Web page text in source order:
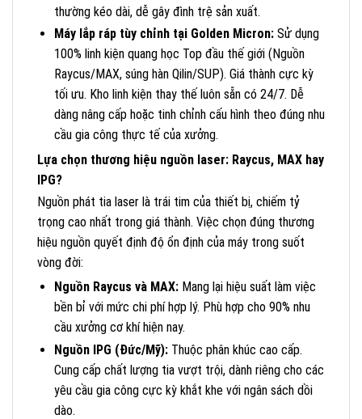
thường kéo dài, dễ gây đình trệ sản xuất.
Máy lắp ráp tùy chỉnh tại Golden Micron:Sử dụng
100% linh kiện quang học Top đầu thế giới (Nguồn
Raycus/MAX, súng hàn Qilin/SUP). Giá thành cực kỳ
tối ưu. Kho linh kiện thay thế luôn sẵn có 24/7. Dễ
dàng nâng cấp hoặc tinh chỉnh cấu hình theo đúng nhu
cầu gia công thực tế của xưởng.
Lựa chọn thương hiệu nguồn laser: Raycus, MAX hay
IPG?
Nguồn phát tia laser là trái tim của thiết bị, chiếm tỷ
trọng cao nhất trong giá thành. Việc chọn đúng thương
hiệu nguồn quyết định độ ổn định của máy trong suốt
vòng đời:
Nguồn Raycus và MAX:Mang lại hiệu suất làm việc
bền bỉ với mức chi phí hợp lý. Phù hợp cho 90% nhu
cầu xưởng cơ khí hiện nay.
Nguồn IPG (Đức/Mỹ):Thuộc phân khúc cao cấp.
Cung cấp chất lượng tia vượt trội, dành riêng cho các
yêu cầu gia công cực kỳ khắt khe với ngân sách dồi
dào.